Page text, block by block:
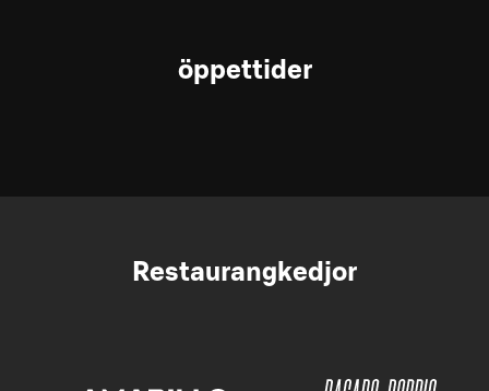
öppettider
Restaurangkedjor